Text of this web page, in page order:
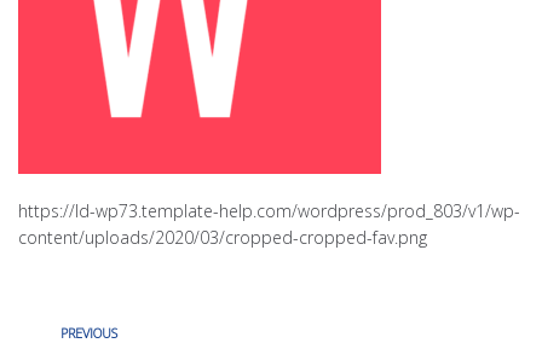
https://ld-wp73.template-help.com/wordpress/prod_803/v1/wp-
content/uploads/2020/03/cropped-cropped-fav.png
PREVIOUS